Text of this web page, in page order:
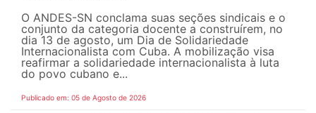
O ANDES-SN conclama suas seções sindicais e o
conjunto da categoria docente a construírem, no
dia 13 de agosto, um Dia de Solidariedade
Internacionalista com Cuba. A mobilização visa
reafirmar a solidariedade internacionalista à luta
do povo cubano e...
Publicado em: 05 de Agosto de 2026